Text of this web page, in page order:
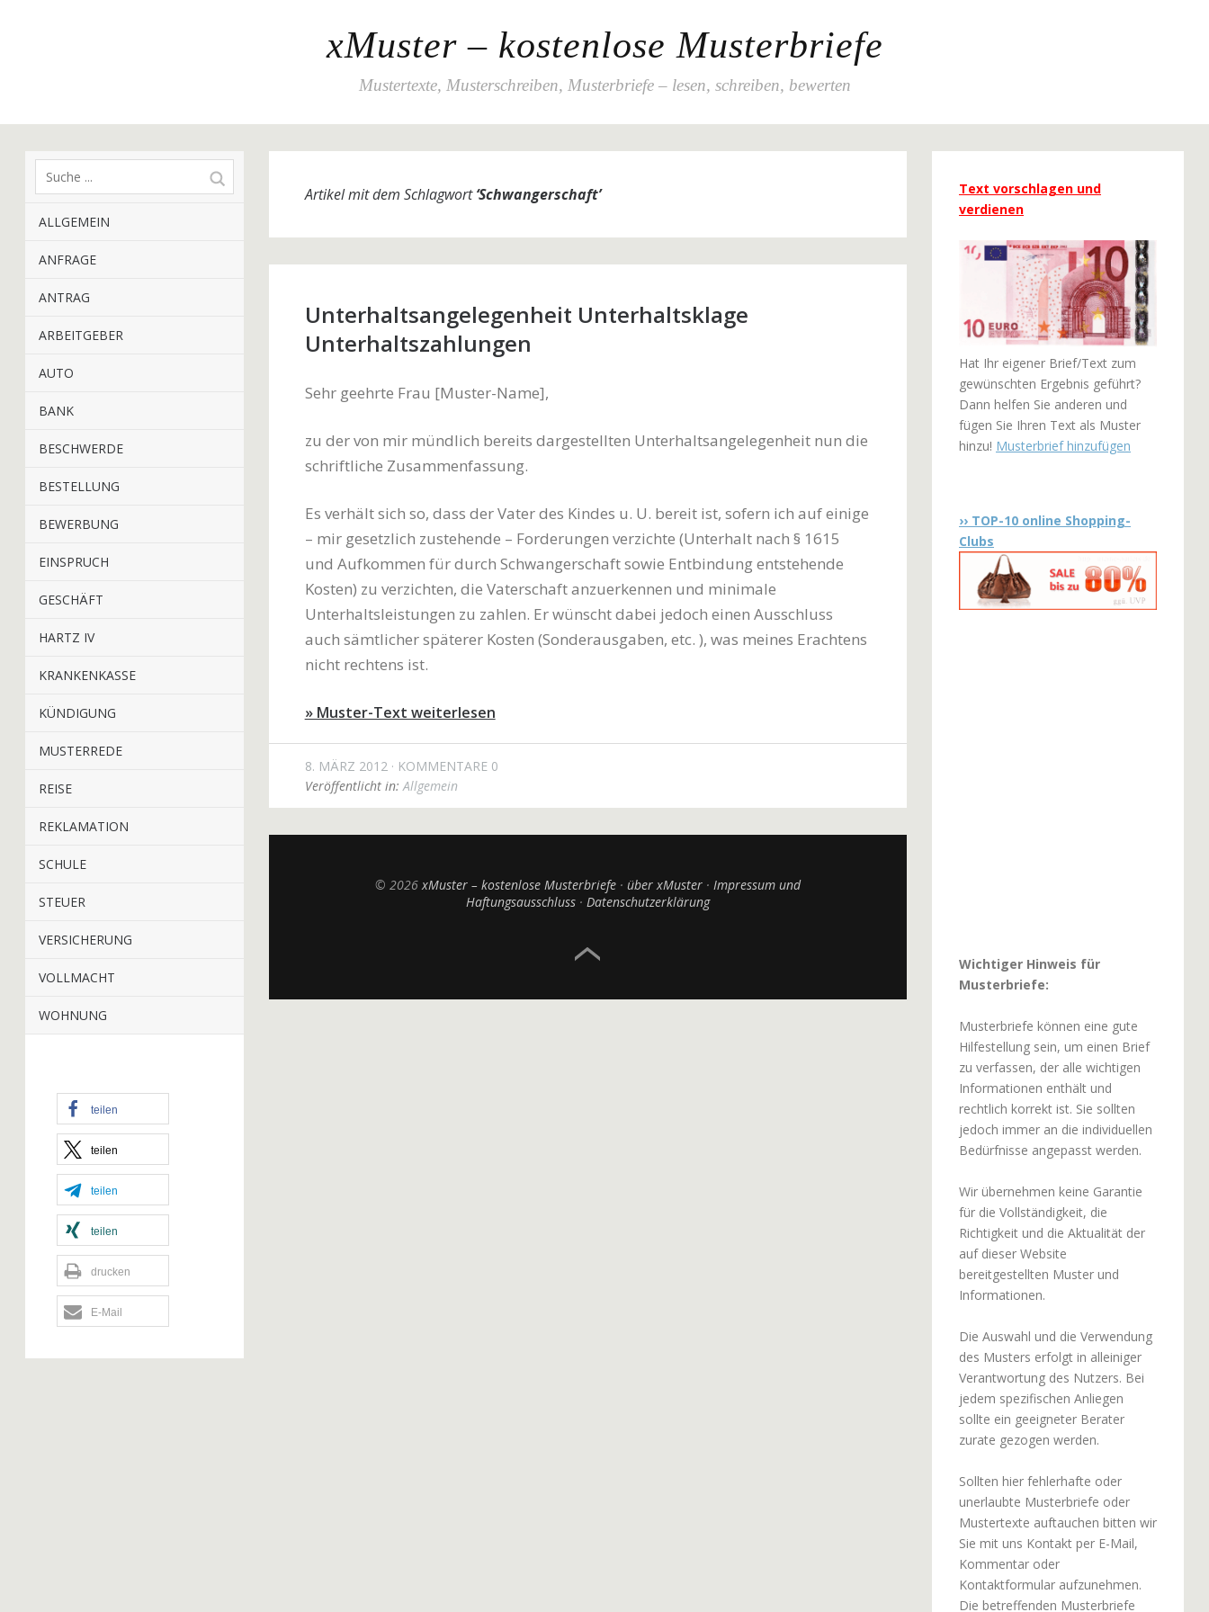
xMuster – kostenlose Musterbriefe
Mustertexte, Musterschreiben, Musterbriefe – lesen, schreiben, bewerten
ALLGEMEIN
ANFRAGE
ANTRAG
ARBEITGEBER
AUTO
BANK
BESCHWERDE
BESTELLUNG
BEWERBUNG
EINSPRUCH
GESCHÄFT
HARTZ IV
KRANKENKASSE
KÜNDIGUNG
MUSTERREDE
REISE
REKLAMATION
SCHULE
STEUER
VERSICHERUNG
VOLLMACHT
WOHNUNG
teilen
teilen
teilen
teilen
drucken
E-Mail
Artikel mit dem Schlagwort‘Schwangerschaft’
Unterhaltsangelegenheit Unterhaltsklage
Unterhaltszahlungen
Sehr geehrte Frau [Muster-Name],
zu der von mir mündlich bereits dargestellten Unterhaltsangelegenheit nun die
schriftliche Zusammenfassung.
Es verhält sich so, dass der Vater des Kindes u. U. bereit ist, sofern ich auf einige
– mir gesetzlich zustehende – Forderungen verzichte (Unterhalt nach § 1615
und Aufkommen für durch Schwangerschaft sowie Entbindung entstehende
Kosten) zu verzichten, die Vaterschaft anzuerkennen und minimale
Unterhaltsleistungen zu zahlen. Er wünscht dabei jedoch einen Ausschluss
auch sämtlicher späterer Kosten (Sonderausgaben, etc. ), was meines Erachtens
nicht rechtens ist.
» Muster-Text weiterlesen
8. MÄRZ 2012
KOMMENTARE 0
Veröffentlicht in:Allgemein
© 2026xMuster – kostenlose Musterbriefe über xMuster
Impressum und
Haftungsausschluss
Datenschutzerklärung
Text vorschlagen und
verdienen
Hat Ihr eigener Brief/Text zum
gewünschten Ergebnis geführt?
Dann helfen Sie anderen und
fügen Sie Ihren Text als Muster
hinzu! Musterbrief hinzufügen
›› TOP-10 online Shopping-
Clubs
Wichtiger Hinweis für
Musterbriefe:
Musterbriefe können eine gute
Hilfestellung sein, um einen Brief
zu verfassen, der alle wichtigen
Informationen enthält und
rechtlich korrekt ist. Sie sollten
jedoch immer an die individuellen
Bedürfnisse angepasst werden.
Wir übernehmen keine Garantie
für die Vollständigkeit, die
Richtigkeit und die Aktualität der
auf dieser Website
bereitgestellten Muster und
Informationen.
Die Auswahl und die Verwendung
des Musters erfolgt in alleiniger
Verantwortung des Nutzers. Bei
jedem spezifischen Anliegen
sollte ein geeigneter Berater
zurate gezogen werden.
Sollten hier fehlerhafte oder
unerlaubte Musterbriefe oder
Mustertexte auftauchen bitten wir
Sie mit uns Kontakt per E-Mail,
Kommentar oder
Kontaktformular aufzunehmen.
Die betreffenden Musterbriefe